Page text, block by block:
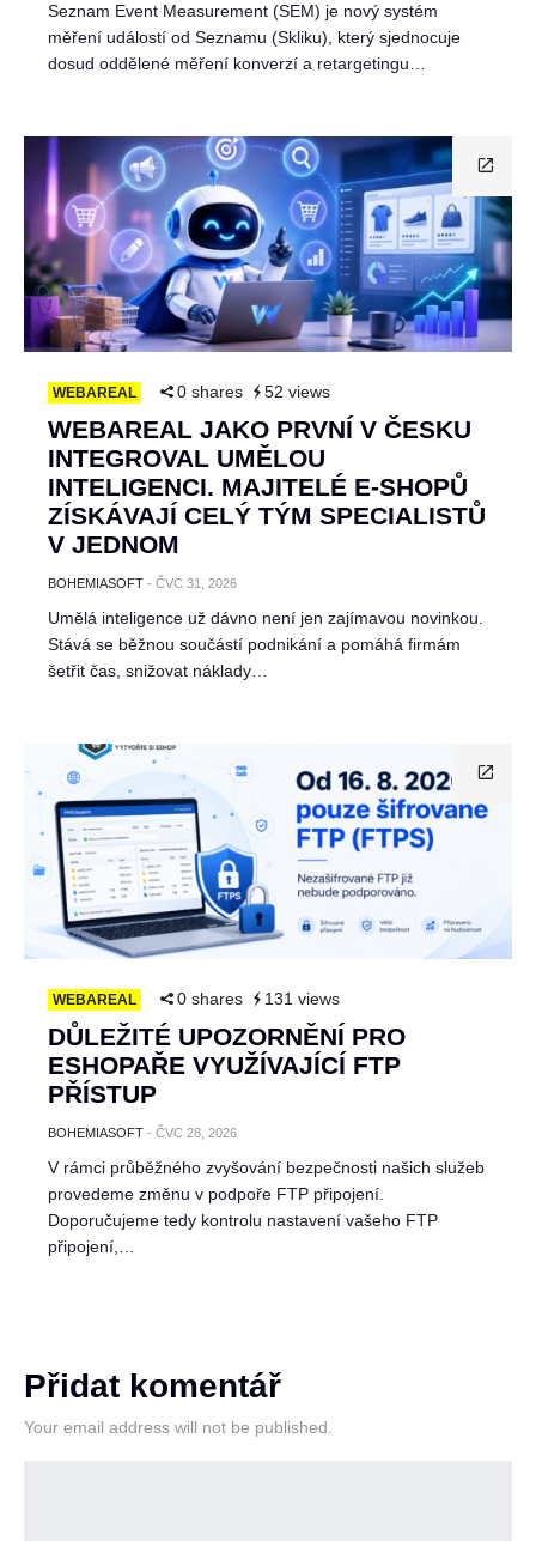
Seznam Event Measurement (SEM) je nový systém
měření událostí od Seznamu (Skliku), který sjednocuje
dosud oddělené měření konverzí a retargetingu…
WEBAREAL 0 shares 52 views
WEBAREAL JAKO PRVNÍ V ČESKU
INTEGROVAL UMĚLOU
INTELIGENCI. MAJITELÉ E-SHOPŮ
ZÍSKÁVAJÍ CELÝ TÝM SPECIALISTŮ
V JEDNOM
BOHEMIASOFT - ČVC 31, 2026
Umělá inteligence už dávno není jen zajímavou novinkou.
Stává se běžnou součástí podnikání a pomáhá firmám
šetřit čas, snižovat náklady…
WEBAREAL 0 shares 131 views
DŮLEŽITÉ UPOZORNĚNÍ PRO
ESHOPAŘE VYUŽÍVAJÍCÍ FTP
PŘÍSTUP
BOHEMIASOFT - ČVC 28, 2026
V rámci průběžného zvyšování bezpečnosti našich služeb
provedeme změnu v podpoře FTP připojení.
Doporučujeme tedy kontrolu nastavení vašeho FTP
připojení,…
Přidat komentář
Your email address will not be published.